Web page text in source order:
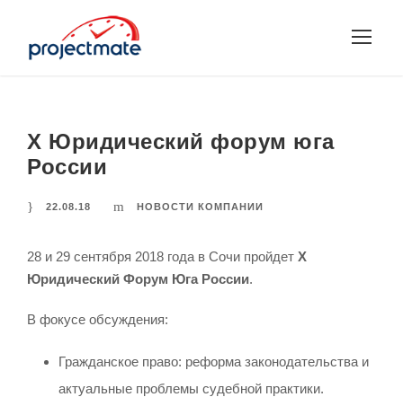
X Юридический форум юга
России
22.08.18 НОВОСТИ КОМПАНИИ
28 и 29 сентября 2018 года в Сочи пройдет X
Юридический Форум Юга России.
В фокусе обсуждения:
Гражданское право: реформа законодательства и
актуальные проблемы судебной практики.